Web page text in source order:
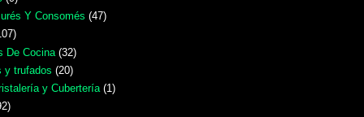
Y Consomés (47)
De Cocina (32)
y trufados (20)
y Cubertería (1)